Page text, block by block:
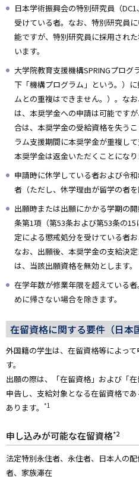
日本学術振興会の特別研究員（
受けている者。なお、特別研究員
能ですが、特別研究員に採用され
います。
大学院教育支援機構SPRINGプロ
下「機構プログラム」という。）
ムとの重複はできません。）。な
は、本奨学金への申請は可能です
合は、本奨学金の受給資格を失う
ラム支援期間に本奨学金が重複し
本奨学金は返金いただくことになり
申請時に休学している者および令
者（ただし、休学理由が留学の者を
出願時または出願にかかる学期の
条第1項（第53条および第53条の
定による懲戒処分を受けている者お
なお、出願後、本奨学金の支給決
は、当該出願資格を無効とします。
在学年数が修業年限を超えている
めに帰さない場合を除きます。
在留資格に関する要件（日本
外国籍の学生は、在留資格等によっ
す。
出願の際は、「在留資格」および「
申告し、支給対象となる在留資格で
あります。
*1
申し込みが可能な在留資格*2
法定特別永住者、永住者、日本人の
者、家族滞在